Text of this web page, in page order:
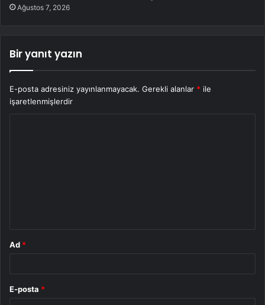
Ağustos 7, 2026
Bir yanıt yazın
E-posta adresiniz yayınlanmayacak. Gerekli alanlar * ile
işaretlenmişlerdir
Ad *
E-posta *